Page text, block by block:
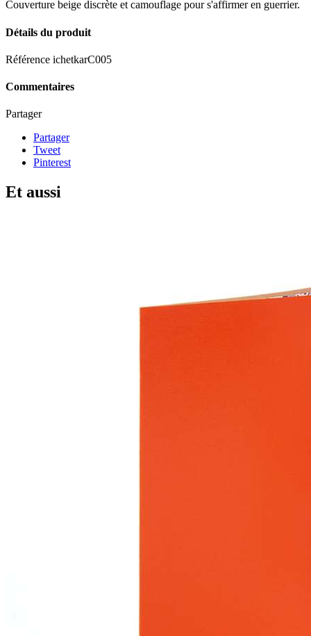
Couverture beige discrète et camouflage pour s'affirmer en guerrier.
Détails du produit
Référence ichetkarC005
Commentaires
Partager
Partager
Tweet
Pinterest
Et aussi